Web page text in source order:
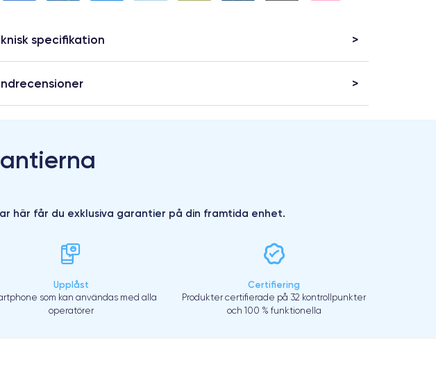
specifikation
här får du exklusiva garantier på din framtida enhet.
Upplåst
som kan användas med alla
operatörer
Certifiering
Produkter certifierade på 32 kontrollpunkter
och 100 % funktionella